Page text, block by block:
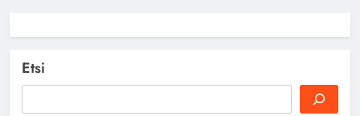
Etsi